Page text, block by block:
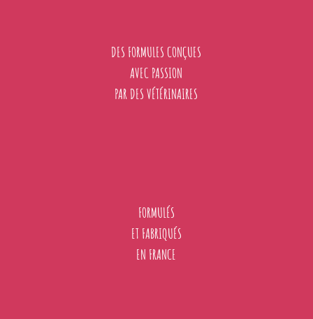
DES FORMULES CONÇUES
AVEC PASSION
PAR DES VÉTÉRINAIRES
FORMULÉS
ET FABRIQUÉS
EN FRANCE